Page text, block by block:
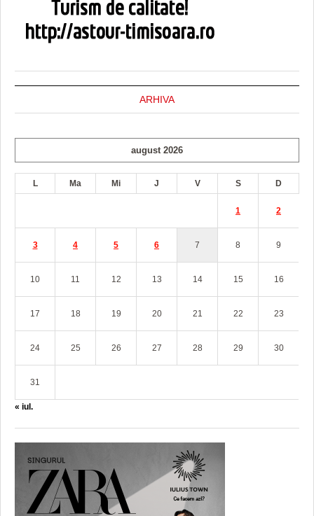
ARHIVA
august 2026
L Ma Mi J V S D
1 2
3 4 5 6 7 8 9
10 11 12 13 14 15 16
17 18 19 20 21 22 23
24 25 26 27 28 29 30
31
« iul.